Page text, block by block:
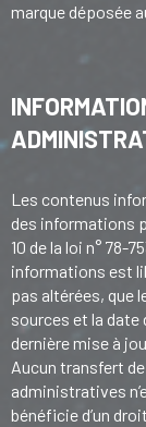
marque déposée
Les contenus
des informations
10 de la loi n° 78-
informations est
pas altérées, que
sources et la date
dernière mise à
Aucun transfert
administratives
bénéficie d’un